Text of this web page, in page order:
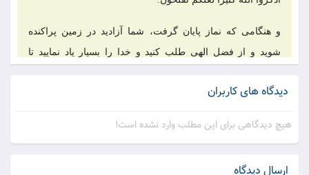
و هنگامی که نماز پایان گرفت، شما آزادید در زمین پراکنده
شوید و از فضل الهی طلب کنید و خدا را بسیار یاد نمایید تا
و اذا راوا تجارة او لهواً انفضوا الیها و ترکوک قائماً قل ما عند الله
دیدگاه های کاربران
هیچ دیدگاهی برای این مطلب وارد نشده است!
ارسال دیدگاه